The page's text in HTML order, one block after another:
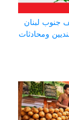
جنوب لبنان
ومحادثات